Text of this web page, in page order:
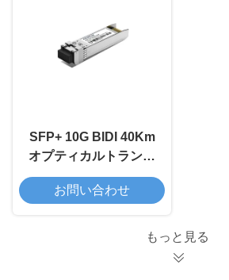
SFP+ 10G BIDI 40Km
オプティカルトランシ
ーバーモジュール
お問い合わせ
もっと見る